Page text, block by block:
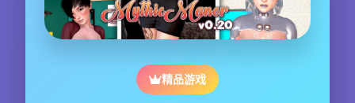
精品游戏